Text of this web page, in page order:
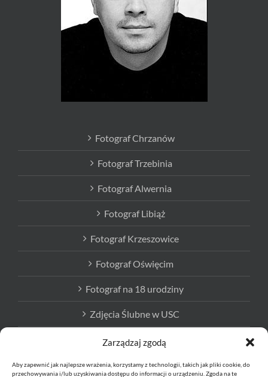
Zarządzaj zgodą
Aby zapewnić jak najlepsze wrażenia, korzystamy z technologii, takich jak pliki cookie, do
przechowywania i/lub uzyskiwania dostępu do informacji o urządzeniu. Zgoda na te
Fotograf Chrzanów
Fotograf Trzebinia
Fotograf Alwernia
Fotograf Libiąż
Fotograf Krzeszowice
Fotograf Oświęcim
Fotograf na 18 urodziny
Zdjęcia Ślubne w USC
Fotograf na półmetek
Fotoksiążki